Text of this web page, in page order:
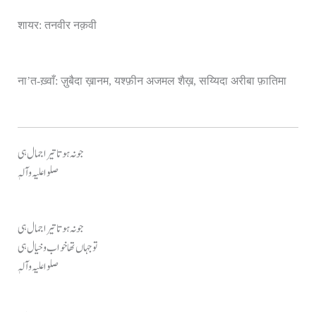
शायर: तनवीर नक़वी
ना’त-ख़्वाँ: ज़ुबैदा ख़ानम, यश्फ़ीन अजमल शैख़, सय्यिदा अरीबा फ़ातिमा
جو نہ ہوتا تیرا جمال ہی
صلوا علیہ وآلہٖ
جو نہ ہوتا تیرا جمال ہی
تو جہاں تھا خواب و خیال ہی
صلوا علیہ وآلہٖ